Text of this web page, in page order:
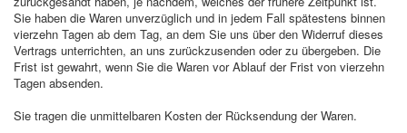
Sie haben die Waren unverzüglich und in jedem Fall spätestens binnen
vierzehn Tagen ab dem Tag, an dem Sie uns über den Widerruf dieses
Vertrags unterrichten, an uns zurückzusenden oder zu übergeben. Die
Frist ist gewahrt, wenn Sie die Waren vor Ablauf der Frist von vierzehn
Tagen absenden.
Sie tragen die unmittelbaren Kosten der Rücksendung der Waren.